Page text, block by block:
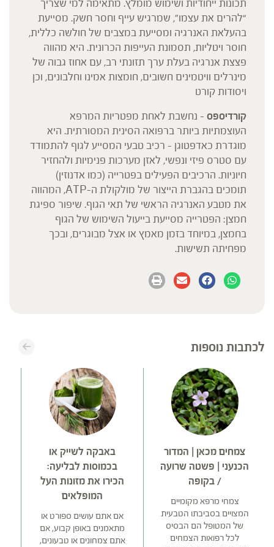
תכונות ייחודיות ושימוש מומלץ. מתאימה למי שצריך
“להרים את עצמו”, שמרגיש עייף וחסר חשק. מסייעת
בהעלאת האנרגיה ומסייעת במצבים של חולשה כללית,
חוסר ויטליות, תסמונת העייפות הכרונית. היא מהווה
פצצת אנרגיה בעלת ערך תזונתי רב, עם אחוז גבוה של
מינרלים וויטמינים חשובים, חומצות אמינו וחלבונים, וכן
ויסודות קורט
קורדיספס – נחשבת לאחת מפטריות המרפא
העוצמתיות ביותר ברפואה הסינית המסורתית. היא
מוגדרת כאדפטוגן – רכיב טבעי המסייע לגוף להתמודד
עם סטרס פיזי ונפשי, לאזן מערכות פנימיות ולהחזיר
חיוניות. הרכיבים הפעילים בפטרייה (כמו אדנוזין)
תומכים בהגברת הייצור של מולקולת ה-ATP, המהווה
את מטבע האנרגיה הראשי של תאי הגוף. שיפור ספיגת
חמצן: הפטרייה מסייעת בייעול השימוש של הגוף
בחמצן, במיוחד בזמן מאמץ או אצל מבוגרים, ובכך
מפחיתה תשישות.
לכתבות נוספות
צמחים מכאן | המדור
הכנעני | פשטה שרועה
/ בקופה
צמחי מרפא מקומיים
המצויים בסביבתו הטבעית
של המטופל הם הבסיס
לכל רפואות הצמחים
באבקה לשייק או
בכמוסות לבליעה:
הכירו את מזונות העל
המופלאים
אם אתם עושים ספורט או
מתאמנים באופן קבוע, אם
אתם צמחונים או טבעונים,